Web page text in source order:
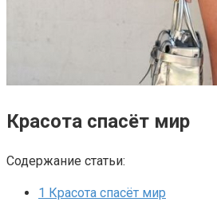
Красота спасёт мир
Содержание статьи:
1 Красота спасёт мир